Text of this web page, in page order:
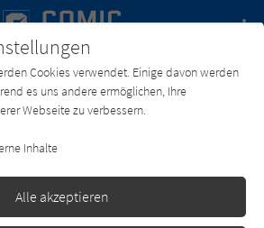
Charts Newsletter
Cookies verwendet. Einige davon werden
es uns andere ermöglichen, Ihre
Webseite zu verbessern.
Inhalte
Alle akzeptieren